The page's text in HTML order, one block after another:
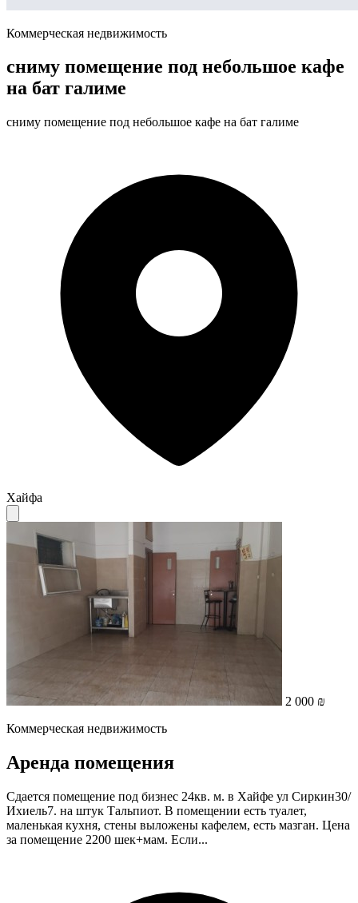
Коммерческая недвижимость
сниму помещение под небольшое кафе
на бат галиме
сниму помещение под небольшое кафе на бат галиме
Хайфа
2 000 ₪
Коммерческая недвижимость
Аренда помещения
Сдается помещение под бизнес 24кв. м. в Хайфе ул Сиркин30/
Ихиель7. на штук Тальпиот. В помещении есть туалет,
маленькая кухня, стены выложены кафелем, есть мазган. Цена
за помещение 2200 шек+мам. Если...